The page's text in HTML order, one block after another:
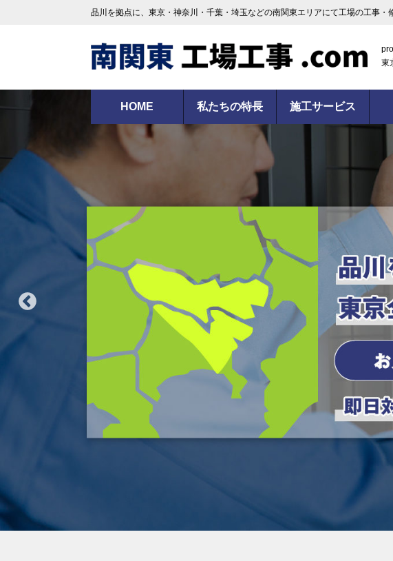
品川を拠点に、東京・神奈川・千葉・埼玉などの南関東エリアにて工場の工事・
東
HOME 私たちの特長 施工サービス